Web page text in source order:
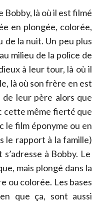
Bobby, là où il est filmé
en plongée, colorée,
de la nuit. Un peu plus
milieu de la police de
à leur tour, là où il
là où son frère en est
leur père alors que
cette même fierté que
le film éponyme ou en
le rapport à la famille)
à Bobby. Le
mais plongé dans la
ou colorée. Les bases
que ça, sont aussi